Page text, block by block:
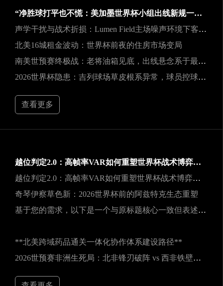
“净胜球打平也不慌：美加墨世界杯小组出线新规一图看懂”
声学干扰与战术折损：Lumen Field主场噪声环境下客队边线发球效能的影响研究
北美16城租金波动：世界杯前夜的住房市场变局
南美世预赛终极战：老将油箱见底，出线悬念系于最后一口气
2026世界杯隐患：吉列球场草皮根系异常，球员控球可能严重失准
查看更多
越位判定2.0：高帧率VAR如何重塑世界杯战术博弈规则
越位判定2.0：高帧率VAR如何重塑世界杯战术博弈规则
奇琴伊察草色新：2026世界杯前的阿兹特克生态重塑
基于您的需求，以下是一个与原标题核心一致但表述不同的新标题：
**北美跨域药品通关一体化协作体系建设路径**
2026世预赛非洲生死局：北非锋刃破阵 vs 西非铁壁封喉